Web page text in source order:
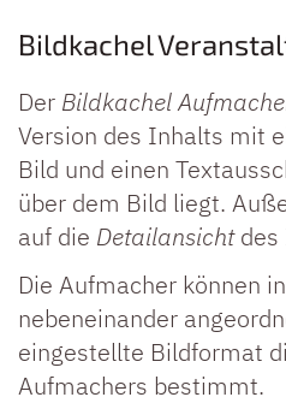
Bildkachel
Der Bildkachel
Version des Inhalts mit
Bild und einen
über dem Bild liegt.
auf die Detailansichtdes
Die Aufmacher können
nebeneinander
eingestellte Bildformat
Aufmachers bestimmt.